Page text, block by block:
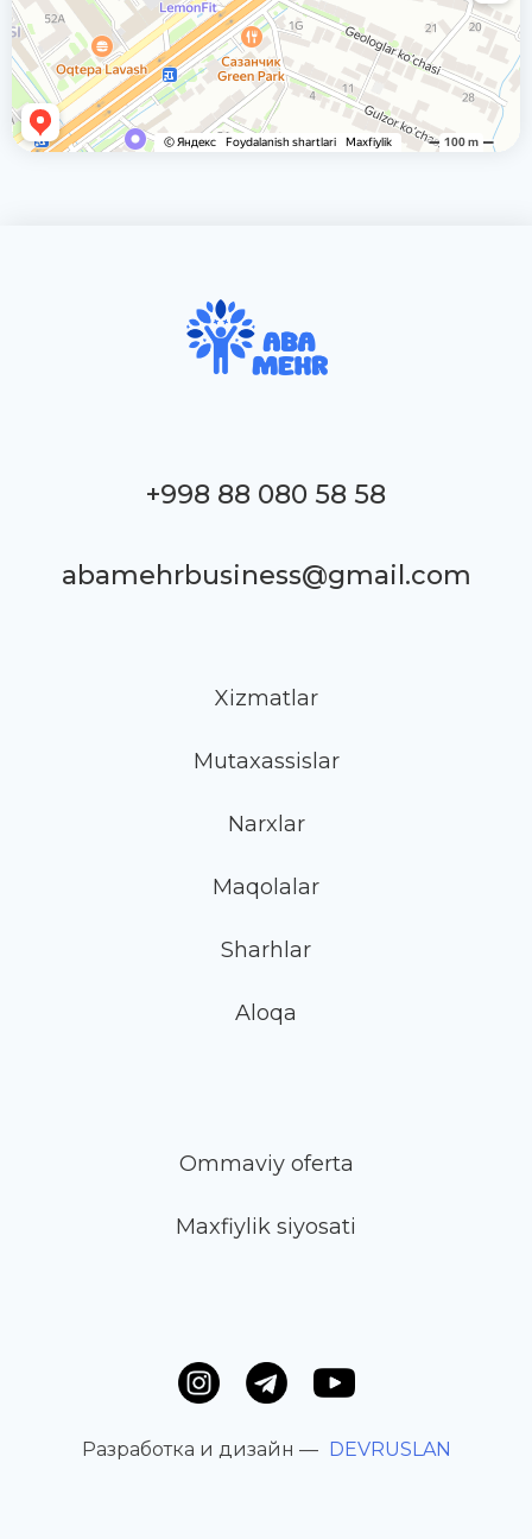
+998 88 080 58 58
abamehrbusiness@gmail.com
Xizmatlar
Mutaxassislar
Narxlar
Maqolalar
Sharhlar
Aloqa
Ommaviy oferta
Maxfiylik siyosati
Разработка и дизайн — DEVRUSLAN